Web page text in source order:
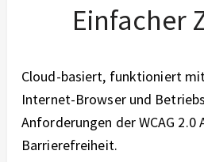
Einfacher
Cloud-basiert, funktioniert
Internet-Browser und
Anforderungen der WCAG 2.0
Barrierefreiheit.